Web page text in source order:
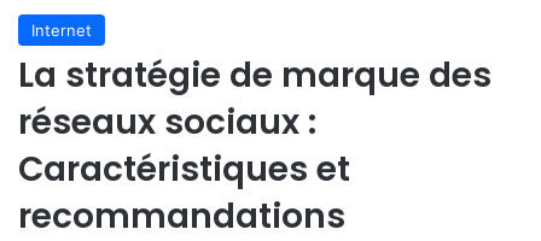
Internet
La stratégie de marque des
réseaux sociaux :
Caractéristiques et
recommandations